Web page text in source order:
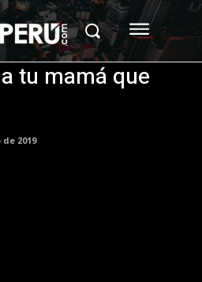
tu mamá que
2019